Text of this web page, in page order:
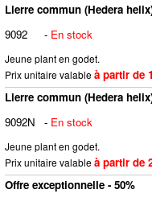
Lierre commun (Hedera
9092
- En stock
Jeune plant en godet.
Prix unitaire valableà partir de
Lierre commun (Hedera
9092N
- En stock
Jeune plant en godet.
Prix unitaire valableà partir de
Offre exceptionnelle - 50%